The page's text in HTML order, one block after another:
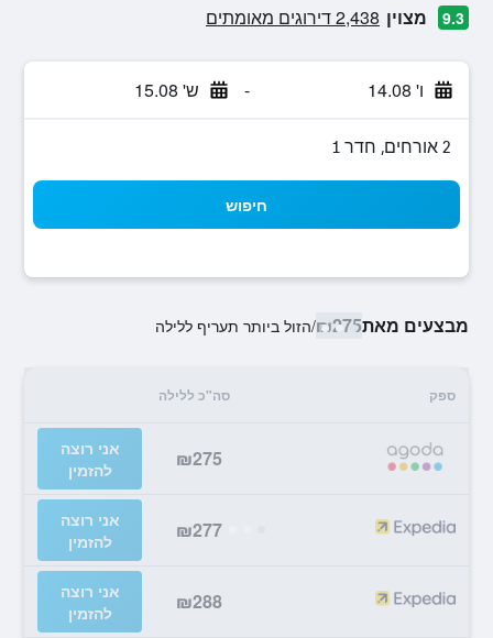
9.3 מצוין 2,438 דירוגים מאומתים
ו' 14.08 - ש' 15.08
2 אורחים, חדר 1
חיפוש
מבצעים מאת₪275
/הזול ביותר תעריף ללילה
ספק סה"כ ללילה
₪275
אני רוצה
להזמין
₪277
אני רוצה
להזמין
₪288
אני רוצה
להזמין